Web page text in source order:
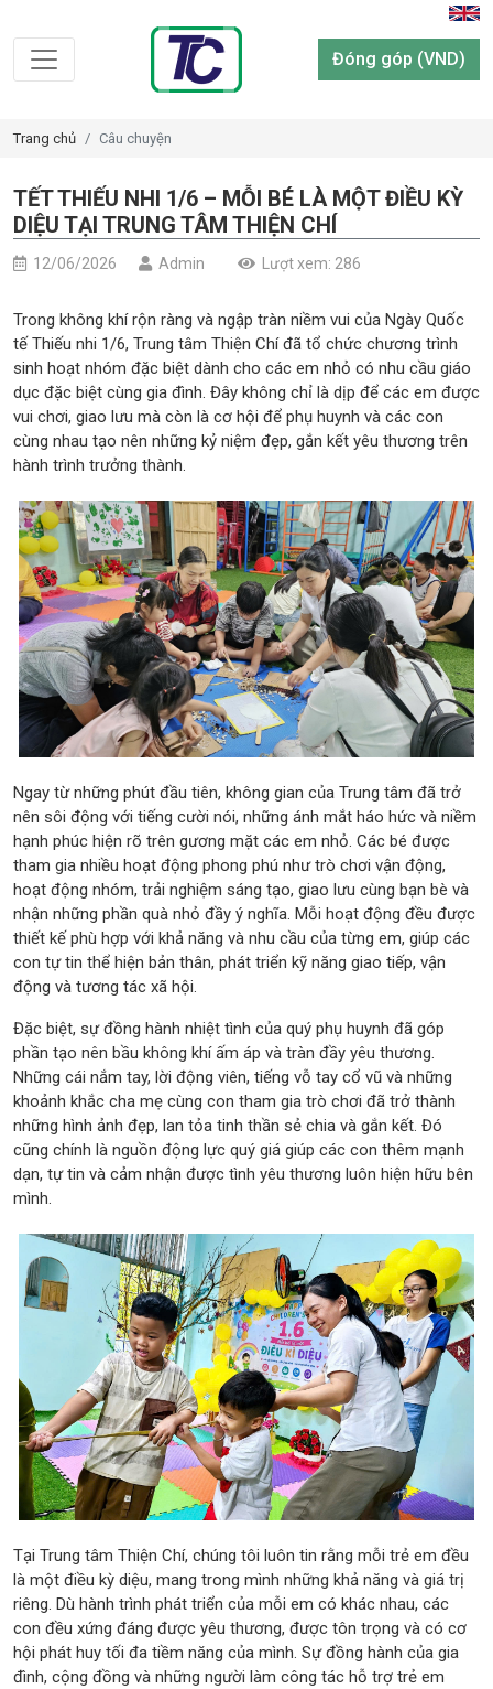
Đóng góp (VND)
Trang chủ Câu chuyện
TẾT THIẾU NHI 1/6 – MỖI BÉ LÀ MỘT ĐIỀU KỲ
DIỆU TẠI TRUNG TÂM THIỆN CHÍ
12/06/2026 Admin Lượt xem: 286
Trong không khí rộn ràng và ngập tràn niềm vui của Ngày Quốc
tế Thiếu nhi 1/6, Trung tâm Thiện Chí đã tổ chức chương trình
sinh hoạt nhóm đặc biệt dành cho các em nhỏ có nhu cầu giáo
dục đặc biệt cùng gia đình. Đây không chỉ là dịp để các em được
vui chơi, giao lưu mà còn là cơ hội để phụ huynh và các con
cùng nhau tạo nên những kỷ niệm đẹp, gắn kết yêu thương trên
hành trình trưởng thành.
Ngay từ những phút đầu tiên, không gian của Trung tâm đã trở
nên sôi động với tiếng cười nói, những ánh mắt háo hức và niềm
hạnh phúc hiện rõ trên gương mặt các em nhỏ. Các bé được
tham gia nhiều hoạt động phong phú như trò chơi vận động,
hoạt động nhóm, trải nghiệm sáng tạo, giao lưu cùng bạn bè và
nhận những phần quà nhỏ đầy ý nghĩa. Mỗi hoạt động đều được
thiết kế phù hợp với khả năng và nhu cầu của từng em, giúp các
con tự tin thể hiện bản thân, phát triển kỹ năng giao tiếp, vận
động và tương tác xã hội.
Đặc biệt, sự đồng hành nhiệt tình của quý phụ huynh đã góp
phần tạo nên bầu không khí ấm áp và tràn đầy yêu thương.
Những cái nắm tay, lời động viên, tiếng vỗ tay cổ vũ và những
khoảnh khắc cha mẹ cùng con tham gia trò chơi đã trở thành
những hình ảnh đẹp, lan tỏa tinh thần sẻ chia và gắn kết. Đó
cũng chính là nguồn động lực quý giá giúp các con thêm mạnh
dạn, tự tin và cảm nhận được tình yêu thương luôn hiện hữu bên
mình.
Tại Trung tâm Thiện Chí, chúng tôi luôn tin rằng mỗi trẻ em đều
là một điều kỳ diệu, mang trong mình những khả năng và giá trị
riêng. Dù hành trình phát triển của mỗi em có khác nhau, các
con đều xứng đáng được yêu thương, được tôn trọng và có cơ
hội phát huy tối đa tiềm năng của mình. Sự đồng hành của gia
đình, cộng đồng và những người làm công tác hỗ trợ trẻ em